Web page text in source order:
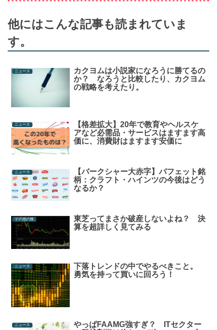
他にはこんな記事も読まれていま
す。
ニュース
カクヨムは小説家になろうに勝てるの
か？ なろうと比較したり、カクヨム
の戦略を考えたり。
ニュース
【格差拡大】20年で教育やヘルスケ
アなど必需品・サービスはますます高
価に、消費財はますます安価に
ニュース
【バークシャー大赤字】バフェット銘
柄：クラフト・ハインツの今後はどう
なるか？
その他の株
東芝ってまさか破産しないよね？ 決
算を超詳しく見てみる
ニュース
下落トレンドの中でやるべきこと。
勇気を持って買いに回ろう！
ニュース
やっぱFAAMG強すぎ？ ITセクター